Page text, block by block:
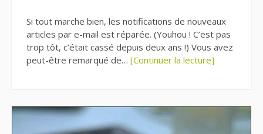
Si tout marche bien, les notifications de nouveaux
articles par e-mail est réparée. (Youhou ! C’est pas
trop tôt, c’était cassé depuis deux ans !) Vous avez
peut-être remarqué de… [Continuer la lecture]